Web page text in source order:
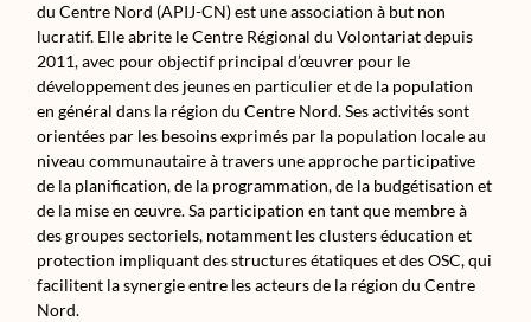
du Centre Nord (APIJ-CN) est une association à but non
lucratif. Elle abrite le Centre Régional du Volontariat depuis
2011, avec pour objectif principal d’œuvrer pour le
développement des jeunes en particulier et de la population
en général dans la région du Centre Nord. Ses activités sont
orientées par les besoins exprimés par la population locale au
niveau communautaire à travers une approche participative
de la planification, de la programmation, de la budgétisation et
de la mise en œuvre. Sa participation en tant que membre à
des groupes sectoriels, notamment les clusters éducation et
protection impliquant des structures étatiques et des OSC, qui
facilitent la synergie entre les acteurs de la région du Centre
Nord.